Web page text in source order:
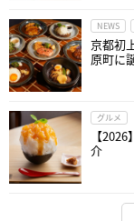
NEWS
京都初
原町に
グルメ
【
介